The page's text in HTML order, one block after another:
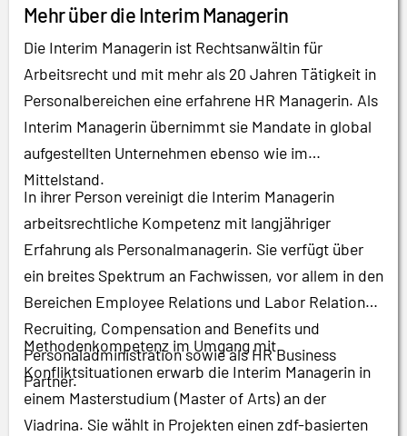
Mehr über die Interim Managerin
Die Interim Managerin ist Rechtsanwältin für
Arbeitsrecht und mit mehr als 20 Jahren Tätigkeit in
Personalbereichen eine erfahrene HR Managerin. Als
Interim Managerin übernimmt sie Mandate in global
aufgestellten Unternehmen ebenso wie im
Mittelstand.
In ihrer Person vereinigt die Interim Managerin
arbeitsrechtliche Kompetenz mit langjähriger
Erfahrung als Personalmanagerin. Sie verfügt über
ein breites Spektrum an Fachwissen, vor allem in den
Bereichen Employee Relations und Labor Relations,
Recruiting, Compensation and Benefits und
Personaladministration sowie als HR Business
Partner.
Methodenkompetenz im Umgang mit
Konfliktsituationen erwarb die Interim Managerin in
einem Masterstudium (Master of Arts) an der
Viadrina. Sie wählt in Projekten einen zdf-basierten